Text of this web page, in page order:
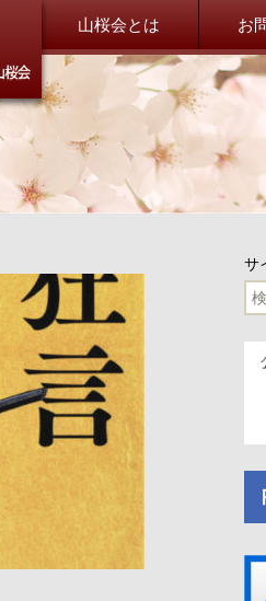
追手門学院
総会・新年会
総会・新年会について
山桜会会員のご紹介
恩師のいま
全体
小学校
大手前中・高等学校
茨木中・高等学校
退職OB／OG
山桜会とは お
サ
検
索: